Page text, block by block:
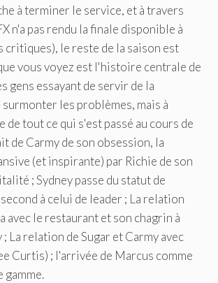
à terminer le service, et à travers
n'a ​​pas rendu la finale disponible à
critiques), le reste de la saison est
vous voyez est l'histoire centrale de
gens essayant de servir de la
les problèmes, mais à
de tout ce qui s'est passé au cours de
de Carmy de son obsession, la
(et inspirante) par Richie de son
; Sydney passe du statut de
à celui de leader ; La relation
avec le restaurant et son chagrin à
La relation de Sugar et Carmy avec
Curtis) ; l'arrivée de Marcus comme
gamme.